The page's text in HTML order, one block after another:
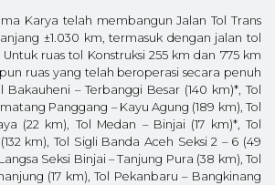
Karya telah membangun Jalan Tol Trans
±1.030 km, termasuk dengan jalan tol
ruas tol Konstruksi 255 km dan 775 km
ruas yang telah beroperasi secara penuh
– Terbanggi Besar (140 km)*, Tol
Panggang – Kayu Agung (189 km), Tol
(22 km), Tol Medan – Binjai (17 km)*, Tol
km), Tol Sigli Banda Aceh Seksi 2 – 6 (49
Seksi Binjai – Tanjung Pura (38 km), Tol
(17 km), Tol Pekanbaru – Bangkinang